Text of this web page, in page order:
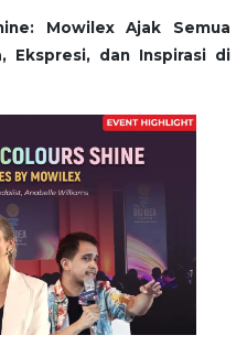
Mowilex Ajak Semua
Ekspresi, dan Inspirasi di